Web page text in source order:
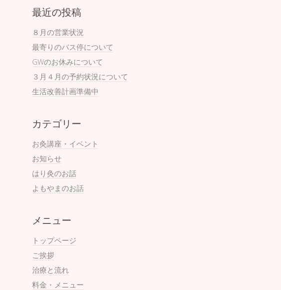
最近の投稿
８月の営業状況
最寄りのバス停について
GWのお休みについて
３月４月の予約状況について
生活改善計画準備中
カテゴリー
お灸講座・イベント
お知らせ
はり灸のお話
よもやまのお話
メニュー
トップページ
ご挨拶
治療と流れ
料金・メニュー